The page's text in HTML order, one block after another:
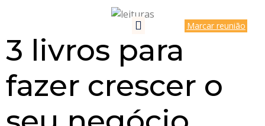
Marcar reunião
3 livros para
fazer crescer o